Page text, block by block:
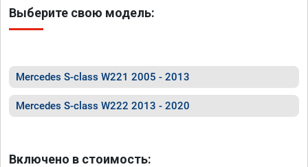
Выберите свою модель:
Mercedes S-class W221 2005 - 2013
Mercedes S-class W222 2013 - 2020
Включено в стоимость: